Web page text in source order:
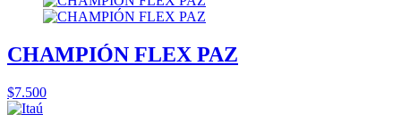
CHAMPIÓN FLEX PAZ
$7.500